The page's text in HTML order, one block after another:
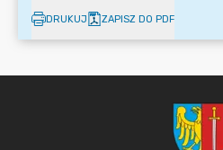
DRUKUJ ZAPISZ DO PDF